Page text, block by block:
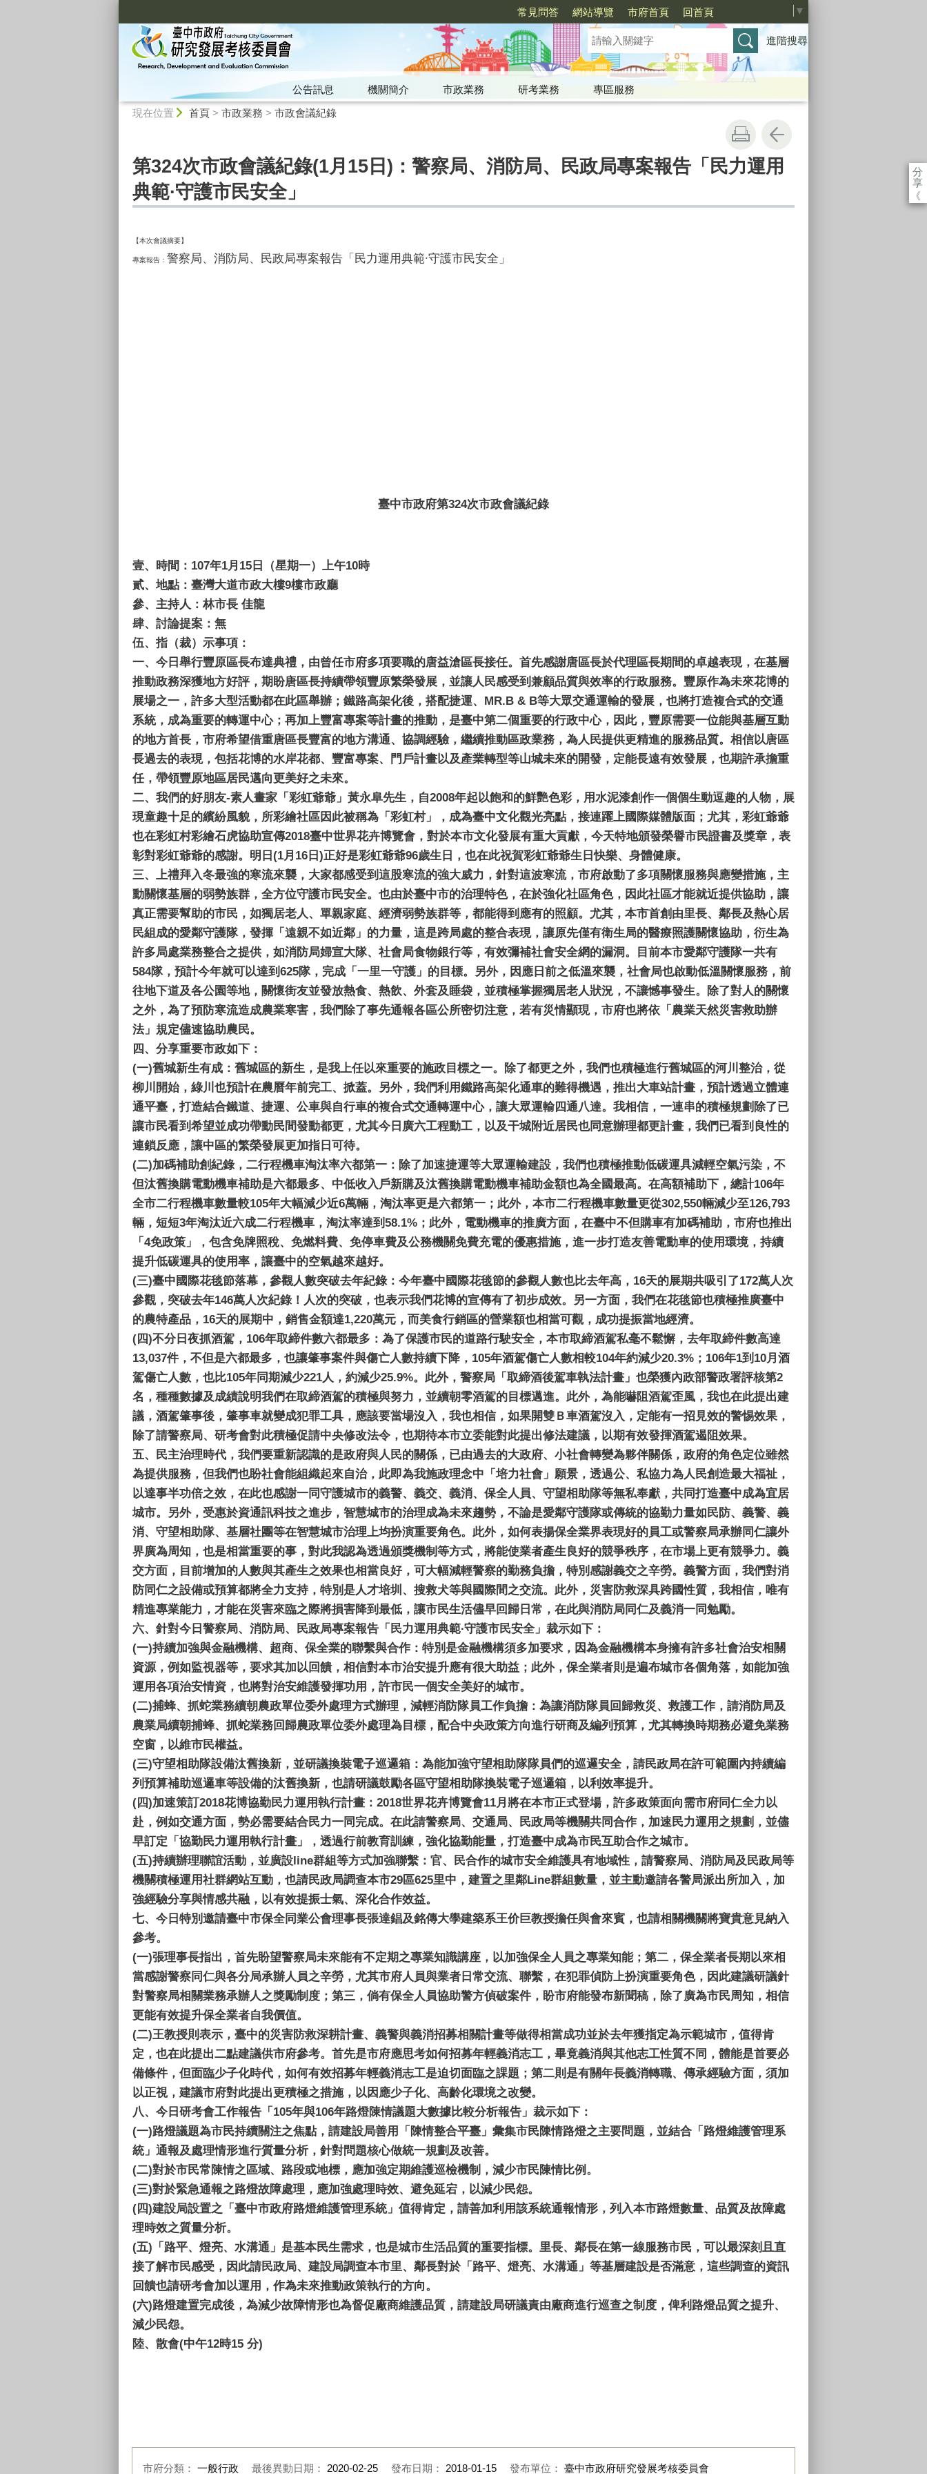
常見問答 網站導覽 市府首頁 回首頁 ▼
進階搜尋
公告訊息 機關簡介 市政業務 研考業務
專區服務
現在位置 首頁> 市政業務 > 市政會議紀錄
分
享
《
第324次市政會議紀錄(1月15日)：警察局、消防局、民政局專案報告「民力運用
典範∙守護市民安全」
【本次會議摘要】
專案報告： 警察局、消防局、民政局專案報告「民力運用典範∙守護市民安全」
臺中市政府第324次市政會議紀錄
壹、
時間：107年1月15日（星期一）上午10時
貳、 地點：臺灣大道市政大樓9樓市政廳
參、 主持人：林市長 佳龍
肆、 討論提案：無
伍、 指（裁）示事項：
一、 今日舉行豐原區長布達典禮，由曾任市府多項要職的唐益滄區長接任。首先感謝唐區長於代理區長期間的卓越表現，在基層
推動政務深獲地方好評，期盼唐區長持續帶領豐原繁榮發展，並讓人民感受到兼顧品質與效率的行政服務。豐原作為未來花博的
展場之一，許多大型活動都在此區舉辦；鐵路高架化後，搭配捷運、MR.B & B等大眾交通運輸的發展，也將打造複合式的交通
系統，成為重要的轉運中心；再加上豐富專案等計畫的推動，是臺中第二個重要的行政中心，因此，豐原需要一位能與基層互動
的地方首長，市府希望借重唐區長豐富的地方溝通、協調經驗，繼續推動區政業務，為人民提供更精進的服務品質。相信以唐區
長過去的表現，包括花博的水岸花都、豐富專案、門戶計畫以及產業轉型等山城未來的開發，定能長遠有效發展，也期許承擔重
任，帶領豐原地區居民邁向更美好之未來。
二、 我們的好朋友-素人畫家「彩虹爺爺」黃永阜先生，自2008年起以飽和的鮮艷色彩，用水泥漆創作一個個生動逗趣的人物，展
現童趣十足的繽紛風貌，所彩繪社區因此被稱為「彩虹村」，成為臺中文化觀光亮點，接連躍上國際媒體版面；尤其，彩虹爺爺
也在彩虹村彩繪石虎協助宣傳2018臺中世界花卉博覽會，對於本市文化發展有重大貢獻，今天特地頒發榮譽市民證書及獎章，表
彰對彩虹爺爺的感謝。明日(1月16日)正好是彩虹爺爺96歲生日，也在此祝賀彩虹爺爺生日快樂、身體健康。
三、
上禮拜入冬最強的寒流來襲，大家都感受到這股寒流的強大威力，針對這波寒流，市府啟動了多項關懷服務與應變措施，主
動關懷基層的弱勢族群，全方位守護市民安全。也由於臺中市的治理特色，在於強化社區角色，因此社區才能就近提供協助，讓
真正需要幫助的市民，如獨居老人、單親家庭、經濟弱勢族群等，都能得到應有的照顧。尤其，本市首創由里長、鄰長及熱心居
民組成的愛鄰守護隊，發揮「遠親不如近鄰」的力量，這是跨局處的整合表現，讓原先僅有衛生局的醫療照護關懷協助，衍生為
許多局處業務整合之提供，如消防局婦宣大隊、社會局食物銀行等，有效彌補社會安全網的漏洞。目前本市愛鄰守護隊一共有
584隊，預計今年就可以達到625隊，完成「一里一守護」的目標。另外，因應日前之低溫來襲，社會局也啟動低溫關懷服務，前
往地下道及各公園等地，關懷街友並發放熱食、熱飲、外套及睡袋，並積極掌握獨居老人狀況，不讓憾事發生。除了對人的關懷
之外，為了預防寒流造成農業寒害，我們除了事先通報各區公所密切注意，若有災情顯現，市府也將依「農業天然災害救助辦
法」規定儘速協助農民。
四、 分享重要市政如下：
(一)舊城新生有成：舊城區的新生，是我上任以來重要的施政目標之一。除了都更之外，我們也積極進行舊城區的河川整治，從
柳川開始，綠川也預計在農曆年前完工、掀蓋。另外，我們利用鐵路高架化通車的難得機遇，推出大車站計畫，預計透過立體連
通平臺，打造結合鐵道、捷運、公車與自行車的複合式交通轉運中心，讓大眾運輸四通八達。我相信，一連串的積極規劃除了已
讓市民看到希望並成功帶動民間發動都更，尤其今日廣六工程動工，以及干城附近居民也同意辦理都更計畫，我們已看到良性的
連鎖反應，讓中區的繁榮發展更加指日可待。
(二)加碼補助創紀錄，二行程機車淘汰率六都第一：除了加速捷運等大眾運輸建設，我們也積極推動低碳運具減輕空氣污染，不
但汰舊換購電動機車補助是六都最多、中低收入戶新購及汰舊換購電動機車補助金額也為全國最高。在高額補助下，總計106年
全市二行程機車數量較105年大幅減少近6萬輛，淘汰率更是六都第一；此外，本市二行程機車數量更從302,550輛減少至126,793
輛，短短3年淘汰近六成二行程機車，淘汰率達到58.1%；此外，電動機車的推廣方面，在臺中不但購車有加碼補助，市府也推出
「4免政策」，包含免牌照稅、免燃料費、免停車費及公務機關免費充電的優惠措施，進一步打造友善電動車的使用環境，持續
提升低碳運具的使用率，讓臺中的空氣越來越好。
(三)臺中國際花毯節落幕，參觀人數突破去年紀錄：今年臺中國際花毯節的參觀人數也比去年高，16天的展期共吸引了172萬人次
參觀，突破去年146萬人次紀錄！人次的突破，也表示我們花博的宣傳有了初步成效。另一方面，我們在花毯節也積極推廣臺中
的農特產品，16天的展期中，銷售金額達1,220萬元，而美食行銷區的營業額也相當可觀，成功提振當地經濟。
(四)不分日夜抓酒駕，106年取締件數六都最多：為了保護市民的道路行駛安全，本市取締酒駕私毫不鬆懈，去年取締件數高達
13,037件，不但是六都最多，也讓肇事案件與傷亡人數持續下降，105年酒駕傷亡人數相較104年約減少20.3%；106年1到10月酒
駕傷亡人數，也比105年同期減少221人，約減少25.9%。此外，警察局「取締酒後駕車執法計畫」也榮獲內政部警政署評核第2
名，種種數據及成績說明我們在取締酒駕的積極與努力，並續朝零酒駕的目標邁進。此外，為能嚇阻酒駕歪風，我也在此提出建
議，酒駕肇事後，肇事車就變成犯罪工具，應該要當場沒入，我也相信，如果開雙Ｂ車酒駕沒入，定能有一招見效的警惕效果，
除了請警察局、研考會對此積極促請中央修改法令，也期待本市立委能對此提出修法建議，以期有效發揮酒駕遏阻效果。
五、
民主治理時代，我們要重新認識的是政府與人民的關係，已由過去的大政府、小社會轉變為夥伴關係，政府的角色定位雖然
為提供服務，但我們也盼社會能組織起來自治，此即為我施政理念中「培力社會」願景，透過公、私協力為人民創造最大福祉，
以達事半功倍之效，在此也感謝一同守護城市的義警、義交、義消、保全人員、守望相助隊等無私奉獻，共同打造臺中成為宜居
城市。另外，受惠於資通訊科技之進步，智慧城市的治理成為未來趨勢，不論是愛鄰守護隊或傳統的協勤力量如民防、義警、義
消、守望相助隊、基層社團等在智慧城市治理上均扮演重要角色。此外，如何表揚保全業界表現好的員工或警察局承辦同仁讓外
界廣為周知，也是相當重要的事，對此我認為透過頒獎機制等方式，將能使業者產生良好的競爭秩序，在市場上更有競爭力。義
交方面，目前增加的人數與其產生之效果也相當良好，可大幅減輕警察的勤務負擔，特別感謝義交之辛勞。義警方面，我們對消
防同仁之設備或預算都將全力支持，特別是人才培圳、搜救犬等與國際間之交流。此外，災害防救深具跨國性質，我相信，唯有
精進專業能力，才能在災害來臨之際將損害降到最低，讓市民生活儘早回歸日常，在此與消防局同仁及義消一同勉勵。
六、 針對今日警察局、消防局、民政局專案報告「民力運用典範∙守護市民安全」裁示如下：
(一)持續加強與金融機構、超商、保全業的聯繫與合作：特別是金融機構須多加要求，因為金融機構本身擁有許多社會治安相關
資源，例如監視器等，要求其加以回饋，相信對本市治安提升應有很大助益；此外，保全業者則是遍布城市各個角落，如能加強
運用各項治安情資，也將對治安維護發揮功用，許市民一個安全美好的城市。
(二)捕蜂、抓蛇業務續朝農政單位委外處理方式辦理，減輕消防隊員工作負擔：為讓消防隊員回歸救災、救護工作，請消防局及
農業局續朝捕蜂、抓蛇業務回歸農政單位委外處理為目標，配合中央政策方向進行研商及編列預算，尤其轉換時期務必避免業務
空窗，以維市民權益。
(三)守望相助隊設備汰舊換新，並研議換裝電子巡邏箱：為能加強守望相助隊隊員們的巡邏安全，請民政局在許可範圍內持續編
列預算補助巡邏車等設備的汰舊換新，也請研議鼓勵各區守望相助隊換裝電子巡邏箱，以利效率提升。
(四)加速策訂2018花博協勤民力運用執行計畫：2018世界花卉博覽會11月將在本市正式登場，許多政策面向需市府同仁全力以
赴，例如交通方面，勢必需要結合民力一同完成。在此請警察局、交通局、民政局等機關共同合作，加速民力運用之規劃，並儘
早訂定「協勤民力運用執行計畫」，透過行前教育訓練，強化協勤能量，打造臺中成為市民互助合作之城市。
(五)持續辦理聯誼活動，並廣設line群組等方式加強聯繫：官、民合作的城市安全維護具有地域性，請警察局、消防局及民政局等
機關積極運用社群網站互動，也請民政局調查本市29區625里中，建置之里鄰Line群組數量，並主動邀請各警局派出所加入，加
強經驗分享與情感共融，以有效提振士氣、深化合作效益。
七、 今日特別邀請臺中市保全同業公會理事長張達錩及銘傳大學建築系王价巨教授擔任與會來賓，也請相關機關將寶貴意見納入
參考。
(一)張理事長指出，首先盼望警察局未來能有不定期之專業知識講座，以加強保全人員之專業知能；第二，保全業者長期以來相
當感謝警察同仁與各分局承辦人員之辛勞，尤其市府人員與業者日常交流、聯繫，在犯罪偵防上扮演重要角色，因此建議研議針
對警察局相關業務承辦人之獎勵制度；第三，倘有保全人員協助警方偵破案件，盼市府能發布新聞稿，除了廣為市民周知，相信
更能有效提升保全業者自我價值。
(二)王教授則表示，臺中的災害防救深耕計畫、義警與義消招募相關計畫等做得相當成功並於去年獲指定為示範城市，值得肯
定，也在此提出二點建議供市府參考。首先是市府應思考如何招募年輕義消志工，畢竟義消與其他志工性質不同，體能是首要必
備條件，但面臨少子化時代，如何有效招募年輕義消志工是迫切面臨之課題；第二則是有關年長義消轉職、傳承經驗方面，須加
以正視，建議市府對此提出更積極之措施，以因應少子化、高齡化環境之改變。
八、 今日研考會工作報告「105年與106年路燈陳情議題大數據比較分析報告」裁示如下：
(一)路燈議題為市民持續關注之焦點，請建設局善用「陳情整合平臺」彙集市民陳情路燈之主要問題，並結合「路燈維護管理系
統」通報及處理情形進行質量分析，針對問題核心做統一規劃及改善。
(二)對於市民常陳情之區域、路段或地標，應加強定期維護巡檢機制，減少市民陳情比例。
(三)對於緊急通報之路燈故障處理，應加強處理時效、避免延宕，以減少民怨。
(四)建設局設置之「臺中市政府路燈維護管理系統」值得肯定，請善加利用該系統通報情形，列入本市路燈數量、品質及故障處
理時效之質量分析。
(五) 「路平、燈亮、水溝通」是基本民生需求，也是城市生活品質的重要指標。里長、鄰長在第一線服務市民，可以最深刻且直
接了解市民感受，因此請民政局、建設局調查本市里、鄰長對於「路平、燈亮、水溝通」等基層建設是否滿意，這些調查的資訊
回饋也請研考會加以運用，作為未來推動政策執行的方向。
(六)路燈建置完成後，為減少故障情形也為督促廠商維護品質，請建設局研議責由廠商進行巡查之制度，俾利路燈品質之提升、
減少民怨。
陸、散會(中午12時15 分)
市府分類： 一般行政 最後異動日期： 2020-02-25 發布日期： 2018-01-15 發布單位： 臺中市政府研究發展考核委員會